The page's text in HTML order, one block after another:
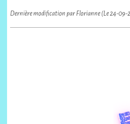
Dernière modification par Florianne (Le 24-09-